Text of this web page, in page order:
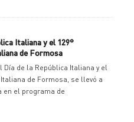
Italiana y el 129°
de Formosa
de la República Italiana y el
de Formosa, se llevó a
en el programa de